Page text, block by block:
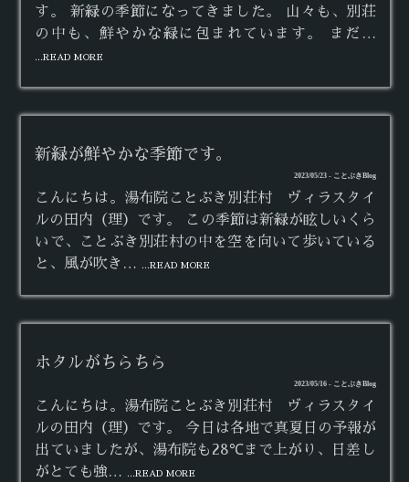
す。 新緑の季節になってきました。 山々も、別荘
の中も、鮮やかな緑に包まれています。 まだ…
...READ MORE
新緑が鮮やかな季節です。
2023/05/23 - ことぶきBlog
こんにちは。湯布院ことぶき別荘村 ヴィラスタイ
ルの田内（理）です。 この季節は新緑が眩しいくら
いで、ことぶき別荘村の中を空を向いて歩いている
と、風が吹き…
...READ MORE
ホタルがちらちら
2023/05/16 - ことぶきBlog
こんにちは。湯布院ことぶき別荘村 ヴィラスタイ
ルの田内（理）です。 今日は各地で真夏日の予報が
出ていましたが、湯布院も28℃まで上がり、日差し
がとても強…
...READ MORE